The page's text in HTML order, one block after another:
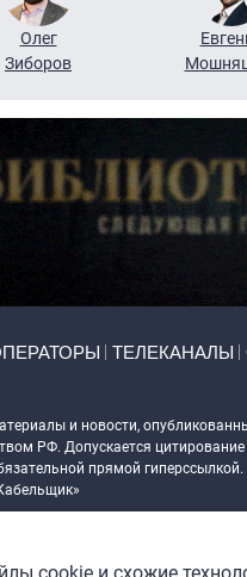
Олег
Зиборов
ТЕЛЕКАНАЛЫ
и новости,
РФ. Допускается
прямой гиперссылкой.